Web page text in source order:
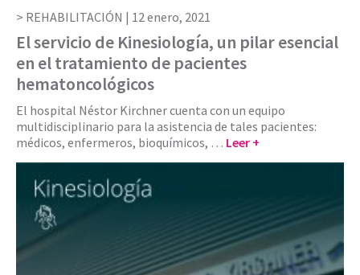
REHABILITACIÓN | 12 enero, 2021
El servicio de Kinesiología, un pilar esencial
en el tratamiento de pacientes
hematoncológicos
El hospital Néstor Kirchner cuenta con un equipo
multidisciplinario para la asistencia de tales pacientes:
médicos, enfermeros, bioquímicos, … Leer +